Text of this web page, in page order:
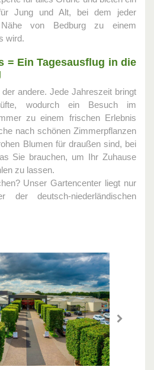
Jung und Alt, bei dem jeder
von Bedburg zu einem
wird.
= Ein Tagesausflug in die
andere. Jede Jahreszeit bringt
wodurch ein Besuch im
zu einem frischen Erlebnis
nach schönen Zimmerpflanzen
Blumen für draußen sind, bei
Sie brauchen, um Ihr Zuhause
zu lassen.
Unser Gartencenter liegt nur
der deutsch-niederländischen